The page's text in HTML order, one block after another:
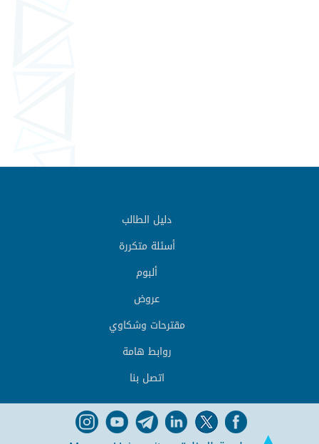
دليل الطالب
أسئلة متكررة
ألبوم
عروض
مقترحات وشكاوي
روابط هامة
اتصل بنا